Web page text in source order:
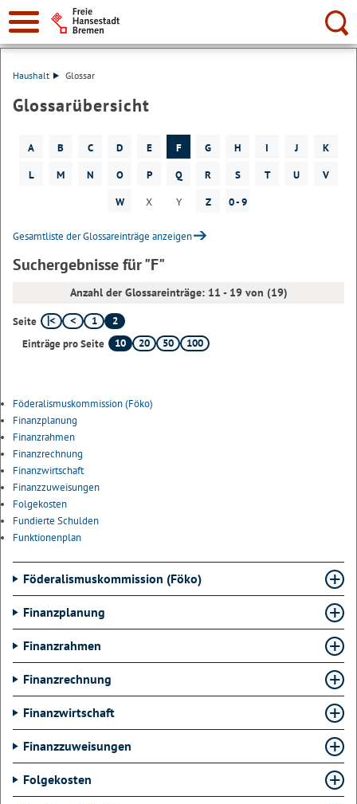
Suche:
Haushalt Glossar
Glossarübersicht
A B C D E F G H I J
K
L
M N O P Q R S T U
V
W
X Y Z 0 - 9
Gesamtliste der Glossareinträge anzeigen
Suchergebnisse für "F"
Anzahl der Glossareinträge: 11 - 19 von (19)
Seite 1
2
Einträge pro Seite
10 20 50 100
Föderalismuskommission (Föko)
Finanzplanung
Finanzrahmen
Finanzrechnung
Finanzwirtschaft
Finanzzuweisungen
Folgekosten
Fundierte Schulden
Funktionenplan
Föderalismuskommission (Föko)
Finanzplanung
Finanzrahmen
Finanzrechnung
Finanzwirtschaft
Finanzzuweisungen
Folgekosten